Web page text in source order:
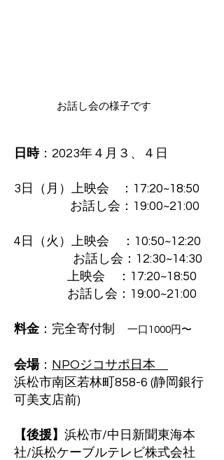
お話し会の様子です
日時：2023年４月３、４日
3日（月）上映会 ：17:20~18:50
お話し会：19:00~21:00
4日（火） 上映会 ：10:50~12:20
お話し会：12:30~14:30
上映会 ：17:20~18:50
お話し会：19:00~21:00
​料金：完全寄付制 一口1000円〜
会場： NPOジコサポ日本
浜松市南区若林町858-6 (静岡銀行
可美支店前)
【後援】 浜松市/中日新聞東海本
社/浜松ケーブルテレビ株式会社